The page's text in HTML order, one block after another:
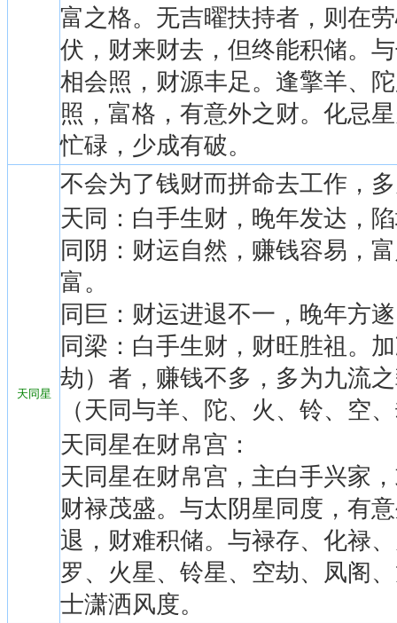
富之格。无吉曜扶持者，则在
伏，财来财去，但终能积储。
相会照，财源丰足。逢擎羊、
照，富格，有意外之财。化忌
忙碌，少成有破。
天同星
不会为了钱财而拼命去工作，
天同：白手生财，晚年发达，
同阴：财运自然，赚钱容易，
富。
同巨：财运进退不一，晚年方
同梁：白手生财，财旺胜祖。
劫）者，赚钱不多，多为九流
（天同与羊、陀、火、铃、空
天同星在财帛宫：
天同星在财帛宫，主白手兴家
财禄茂盛。与太阴星同度，有
退，财难积储。与禄存、化禄
罗、火星、铃星、空劫、凤阁
士潇洒风度。